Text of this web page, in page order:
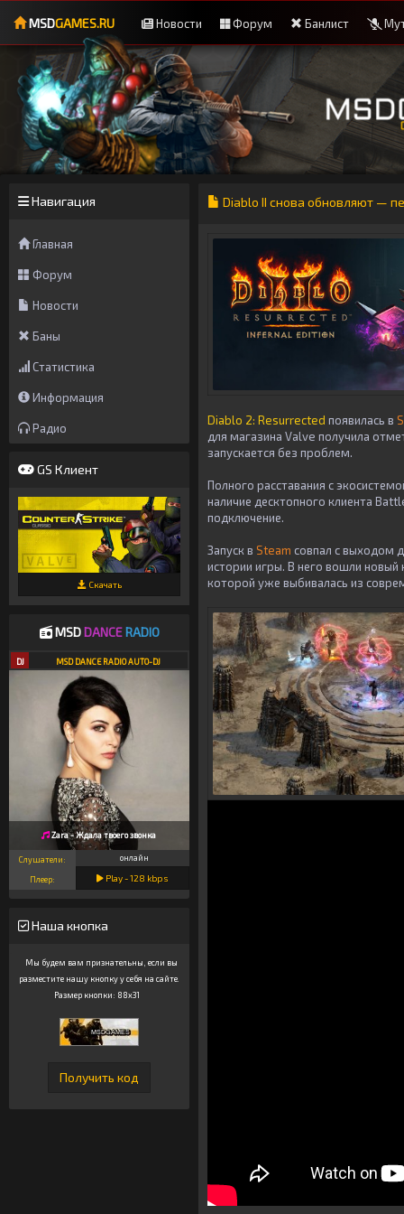
MSDGAMES.RU Новости Форум Банлист
Навигация
Главная
Форум
Новости
Баны
Статистика
Информация
Радио
GS Клиент
Скачать
MSDDANCE RADIO
DJ MSD DANCE RADIO AUTO-DJ
Zara - Ждала твоего звонка
Слушатели: онлайн
Плеер: Play -128 kbps
Наша кнопка
Мы будем вам признательны, если вы
разместите нашу кнопку у себя на сайте.
Размер кнопки: 88x31
Diablo II снова обновляют —
Diablo 2: Resurrected появилась в
для магазина Valve получила
запускается без проблем.
Полного расставания с
наличие десктопного клиента
подключение.
Запуск в Steam совпал с выходом
истории игры. В него вошли новый
которой уже выбивалась из